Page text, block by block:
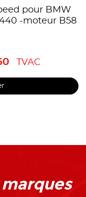
pour BMW
-moteur B58
TVAC